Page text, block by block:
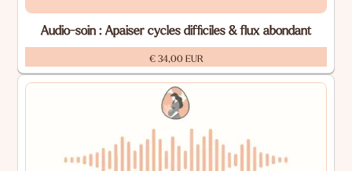
Audio-soin : Apaiser cycles difficiles & flux abondant
€ 34,00 EUR